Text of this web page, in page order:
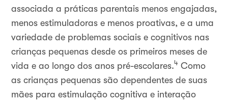
associada a práticas parentais menos engajadas,
menos estimuladoras e menos proativas, e a uma
variedade de problemas sociais e cognitivos nas
crianças pequenas desde os primeiros meses de
vida e ao longo dos anos pré-escolares.4 Como
as crianças pequenas são dependentes de suas
mães para estimulação cognitiva e interação